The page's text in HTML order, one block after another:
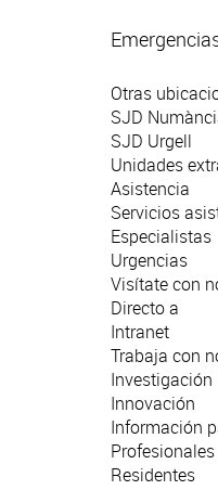
Otras
SJD
SJD Urgell
Unidades
Asistencia
Servicios
Especialistas
Urgencias
Visítate con
Directo a
Intranet
Trabaja con
Investigación
Innovación
Información
Profesionales
Residentes